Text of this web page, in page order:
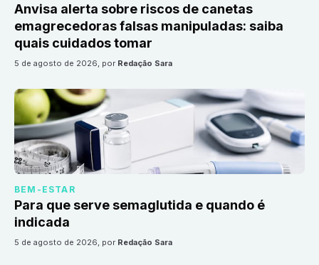
Anvisa alerta sobre riscos de canetas
emagrecedoras falsas manipuladas: saiba
quais cuidados tomar
5 de agosto de 2026, por Redação Sara
BEM-ESTAR
Para que serve semaglutida e quando é
indicada
5 de agosto de 2026, por Redação Sara